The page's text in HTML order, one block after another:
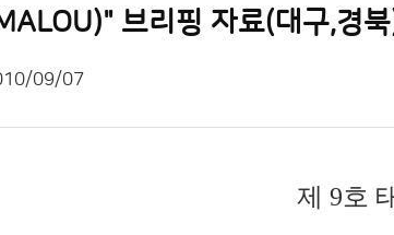
브리핑 자료(대구,경
09/07
제 9호